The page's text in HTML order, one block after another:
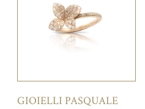
GIOIELLI PASQUALE